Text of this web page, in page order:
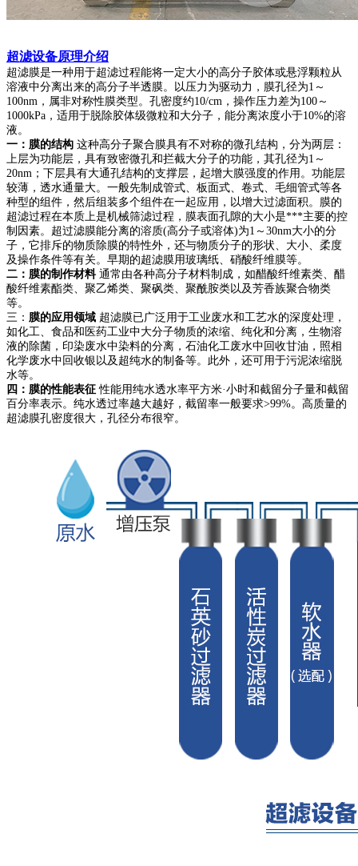
超滤设备原理介绍
超滤膜是一种用于超滤过程能将一定大小的高分子胶体或悬浮颗粒从
溶液中分离出来的高分子半透膜。以压力为驱动力，膜孔径为1～
100nm，属非对称性膜类型。孔密度约10/cm，操作压力差为100～
1000kPa，适用于脱除胶体级微粒和大分子，能分离浓度小于10%的溶
液。
一：膜的结构 这种高分子聚合膜具有不对称的微孔结构，分为两层：
上层为功能层，具有致密微孔和拦截大分子的功能，其孔径为1～
20nm；下层具有大通孔结构的支撑层，起增大膜强度的作用。功能层
较薄，透水通量大。一般先制成管式、板面式、卷式、毛细管式等各
种型的组件，然后组装多个组件在一起应用，以增大过滤面积。膜的
超滤过程在本质上是机械筛滤过程，膜表面孔隙的大小是***主要的控
制因素。超过滤膜能分离的溶质(高分子或溶体)为1～30nm大小的分
子，它排斥的物质除膜的特性外，还与物质分子的形状、大小、柔度
及操作条件等有关。早期的超滤膜用玻璃纸、硝酸纤维膜等。
二：膜的制作材料通常由各种高分子材料制成，如醋酸纤维素类、醋
酸纤维素酯类、聚乙烯类、聚砜类、聚酰胺类以及芳香族聚合物类
等。
三： 膜的应用领域 超滤膜已广泛用于工业废水和工艺水的深度处理，
如化工、食品和医药工业中大分子物质的浓缩、纯化和分离，生物溶
液的除菌，印染废水中染料的分离，石油化工废水中回收甘油，照相
化学废水中回收银以及超纯水的制备等。此外，还可用于污泥浓缩脱
水等。
四：膜的性能表征 性能用纯水透水率平方米·小时和截留分子量和截留
百分率表示。纯水透过率越大越好，截留率一般要求>99%。高质量的
超滤膜孔密度很大，孔径分布很窄。